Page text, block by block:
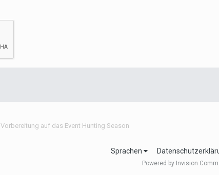
Vorbereitung auf das Event Hunting Season
Sprachen
Powered by Invision